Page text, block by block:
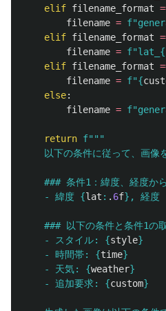
elif filename_format
filename = f"
elif filename_format
filename = f"lat_ {
elif filename_format
filename = f"{
else:
filename = f"
return f"""
以下の条件に従って、画像
### 条件1：緯度、経度か
    - 緯度
{lat : . 6f} , 経度
### 以下の条件と条件1の
    - スタイル:
{style}
    - 時間帯:
{time}
    - 天気:
{weather}
    - 追加要求:
{custom}